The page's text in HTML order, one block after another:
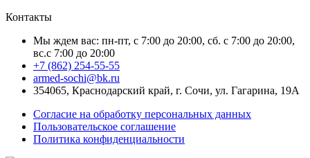
Контакты
Мы ждем вас: пн-пт, с 7:00 до 20:00, сб. с 7:00 до 20:00,
вс.с 7:00 до 20:00
+7 (862) 254-55-55
armed-sochi@bk.ru
354065, Краснодарский край, г. Сочи, ул. Гагарина, 19А
Согласие на обработку персональных данных
Пользовательское соглашение
Политика конфиденциальности